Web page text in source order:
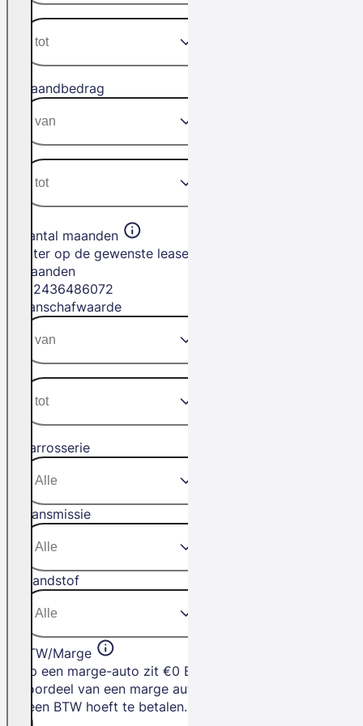
Maandbedrag
Aantal maanden
Filter op de gewenste leasetermijn in
maanden
2436486072
Aanschafwaarde
Carrosserie
Transmissie
Brandstof
BTW/Marge
Op een marge-auto zit €0 BTW. Het
voordeel van een marge auto is dat je
geen BTW hoeft te betalen.